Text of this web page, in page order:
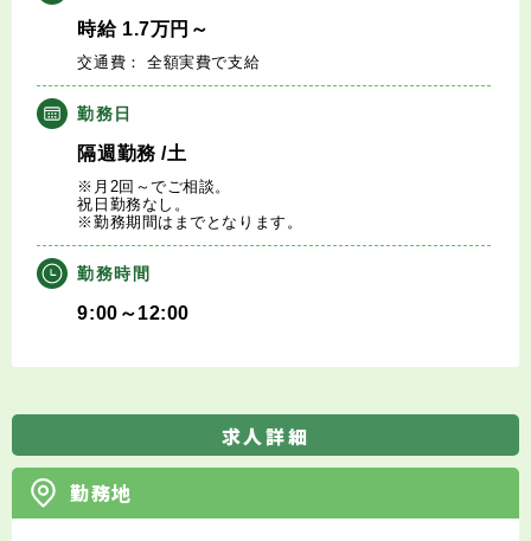
データで見る医師の平均年収
医師に役立つ取材記事
大学医局紹介
時給1.7万円 ～
交通費： 全額実費で支給
勤務日
隔週勤務 /土
※月2回～でご相談。
祝日勤務なし。
※勤務期間はまでとなります。
勤務時間
9:00～12:00
求人詳細
勤務地